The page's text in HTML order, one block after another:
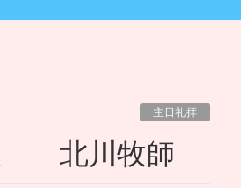
主日礼拝
夫 北川牧師